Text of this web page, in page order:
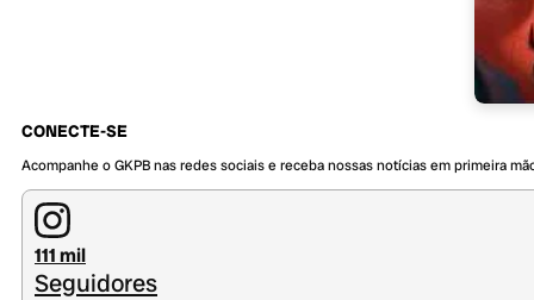
CONECTE-SE
Acompanhe o GKPB nas redes sociais e receba nossas notícias em primeira
111 mil
Seguidores